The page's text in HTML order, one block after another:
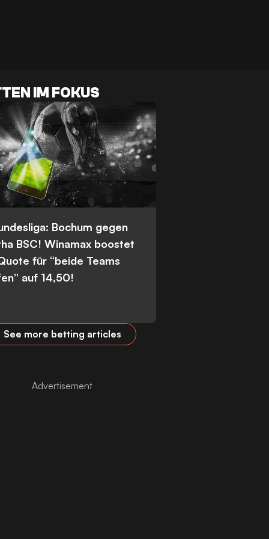
IM FOKUS
Bochum gegen
BSC! Winamax boostet
für “beide Teams
auf 14,50!
See more betting articles